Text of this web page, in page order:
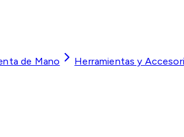
de Mano Herramientas y